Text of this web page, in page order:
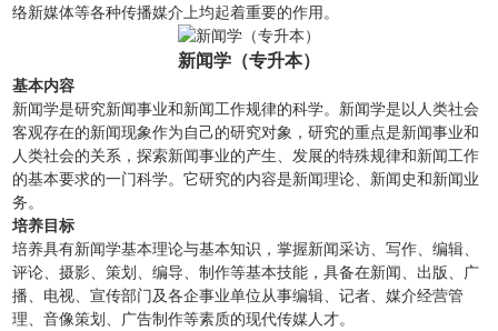
络新媒体等各种传播媒介上均起着重要的作用。
新闻学（专升本）
基本内容
新闻学是研究新闻事业和新闻工作规律的科学。新闻学是以人类社会
客观存在的新闻现象作为自己的研究对象，研究的重点是新闻事业和
人类社会的关系，探索新闻事业的产生、发展的特殊规律和新闻工作
的基本要求的一门科学。它研究的内容是新闻理论、新闻史和新闻业
务。
培养目标
培养具有新闻学基本理论与基本知识，掌握新闻采访、写作、编辑、
评论、摄影、策划、编导、制作等基本技能，具备在新闻、出版、广
播、电视、宣传部门及各企事业单位从事编辑、记者、媒介经营管
理、音像策划、广告制作等素质的现代传媒人才。